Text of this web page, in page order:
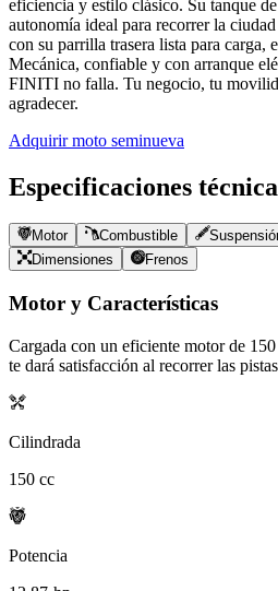
eficiencia y estilo clásico. Su tanque
autonomía ideal para recorrer la
con su parrilla trasera lista para carga,
Mecánica, confiable y con arranque
FINITI no falla. Tu negocio, tu
agradecer.
Adquirir moto seminueva
Especificaciones
Motor Combustible
Dimensiones
Frenos
Motor y Características
Cargada con un eficiente motor de 150
te dará satisfacción al recorrer las
Cilindrada
150 cc
Potencia